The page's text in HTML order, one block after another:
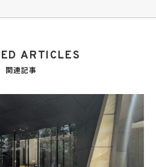
に対し個人情報（(i)当社サービスにおける顧客に関
加盟店の業務に従事する個人を意味します。また、
われる物件に関する情報について、当社、KWライ
て事業を行う事業者のポータルサイト、ウェブ広
開するため
員の個人情報について）、並びに人材採用活動
の個人情報について）
加盟店の役職員に関する情報に関して、当該
するウェブサイト（当社又はKWライセンサーか
ARTICLES
関連記事